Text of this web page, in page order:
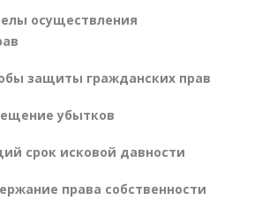
осуществления
защиты гражданских прав
убытков
срок исковой давности
права собственности